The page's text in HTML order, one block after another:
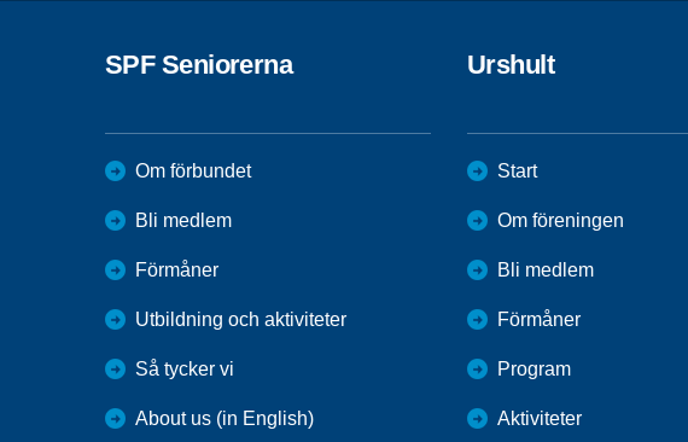
SPF Seniorerna
Om förbundet
Bli medlem
Förmåner
Utbildning och aktiviteter
Så tycker vi
About us (in English)
Urshult
Start
Om föreningen
Bli medlem
Förmåner
Program
Aktiviteter